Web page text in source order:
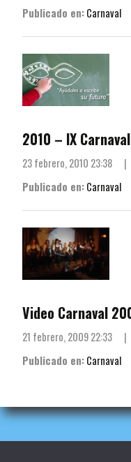
Publicado en:Carnaval
2010 – IX
23 febrero, 2010 23:38 |
Publicado en:Carnaval
Video Carnaval
21 febrero, 2009 22:33 |
Publicado en:Carnaval